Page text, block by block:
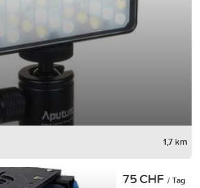
1,7 km
75 CHF / Tag